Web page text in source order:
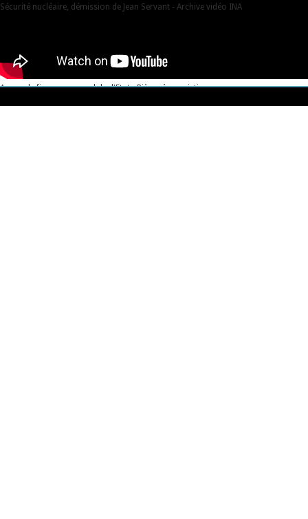
Sécurité nucléaire, démission de Jean Servant - Archive vidéo INA
Areva, de fiasco en scandale d'Etat - Pièces à conviction